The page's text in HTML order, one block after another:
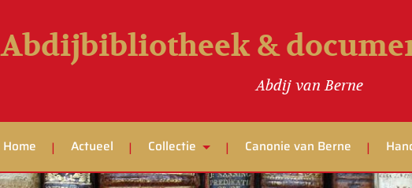
Abdijbibliotheek &
Abdij van Berne
Home Actueel Collectie Canonie van Berne